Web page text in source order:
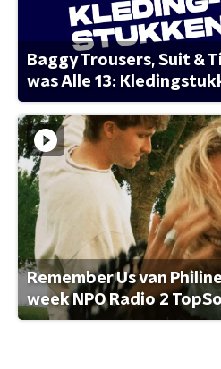
Baggy Trousers, Suit &
was Alle 13:
Remember Us van
week NPO Radio 2